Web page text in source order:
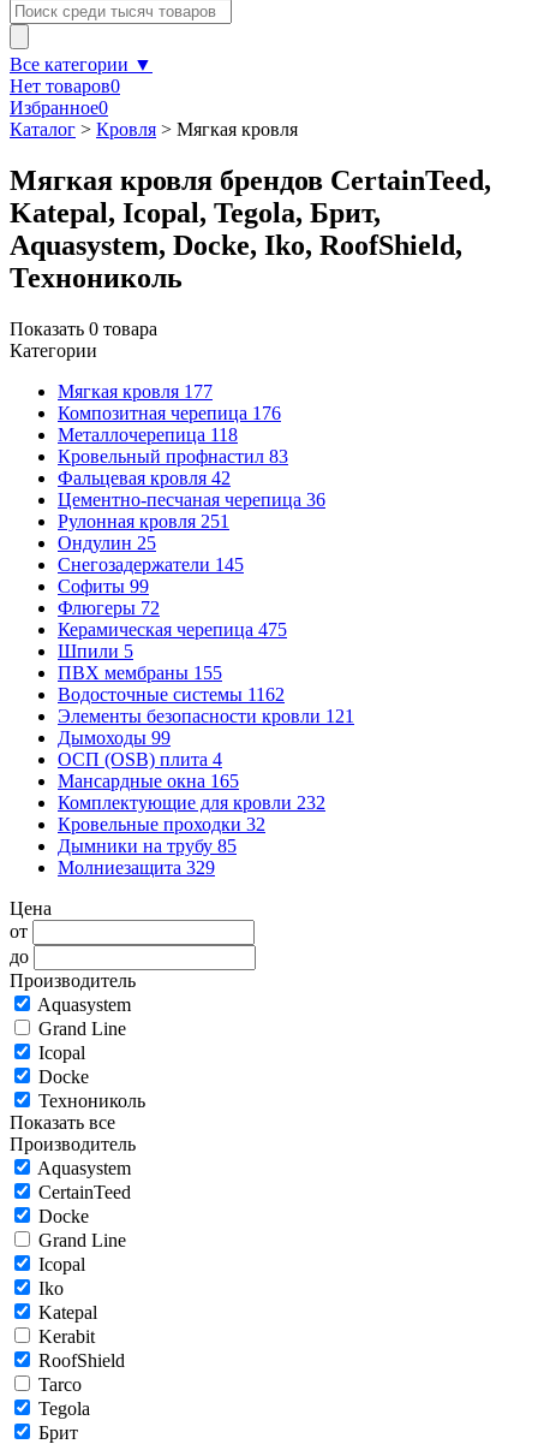
Все категории ▼
Нет товаров0
Избранное0
Каталог > Кровля > Мягкая кровля
Мягкая кровля брендов CertainTeed,
Katepal, Icopal, Tegola, Брит,
Aquasystem, Docke, Iko, RoofShield,
Технониколь
Показать 0 товара
Категории
Мягкая кровля 177
Композитная черепица 176
Металлочерепица 118
Кровельный профнастил 83
Фальцевая кровля 42
Цементно-песчаная черепица 36
Рулонная кровля 251
Ондулин 25
Снегозадержатели 145
Софиты 99
Флюгеры 72
Керамическая черепица 475
Шпили 5
ПВХ мембраны 155
Водосточные системы 1162
Элементы безопасности кровли 121
Дымоходы 99
ОСП (OSB) плита 4
Мансардные окна 165
Комплектующие для кровли 232
Кровельные проходки 32
Дымники на трубу 85
Молниезащита 329
Цена
от
до
Производитель
Aquasystem
Grand Line
Icopal
Docke
Технониколь
Показать все
Производитель
Aquasystem
CertainTeed
Docke
Grand Line
Icopal
Iko
Katepal
Kerabit
RoofShield
Tarco
Tegola
Брит